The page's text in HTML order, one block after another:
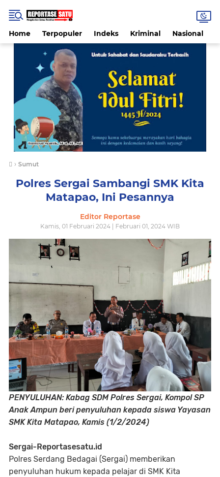
Home Terpopuler Indeks Kriminal Nasional
› Sumut
Polres Sergai Sambangi SMK Kita
Matapao, Ini Pesannya
Editor Reportase
Kamis, 01 Februari 2024 | Februari 01, 2024 WIB
PENYULUHAN: Kabag SDM Polres Sergai, Kompol SP
Anak Ampun beri penyuluhan kepada siswa Yayasan
SMK Kita Matapao, Kamis (1/2/2024)
Sergai-Reportasesatu.id
Polres Serdang Bedagai (Sergai) memberikan
penyuluhan hukum kepada pelajar di SMK Kita